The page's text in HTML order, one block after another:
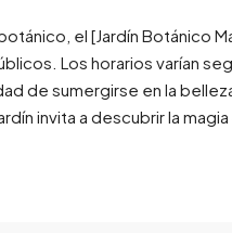
el [Jardín Botánico
Los horarios varían
de sumergirse en la
invita a descubrir la